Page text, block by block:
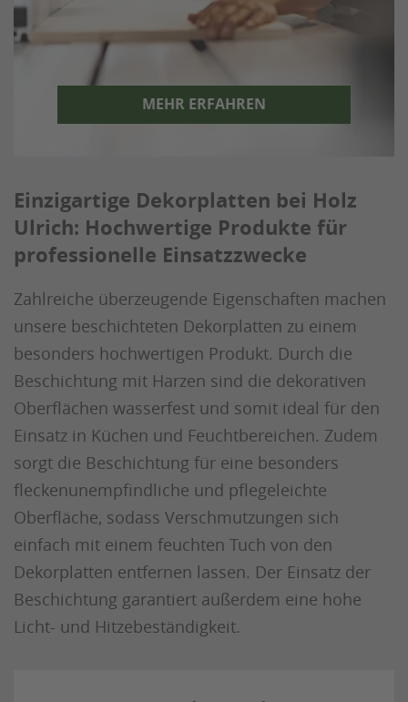
MEHR ERFAHREN
Einzigartige Dekorplatten bei Holz
Ulrich: Hochwertige Produkte für
professionelle Einsatzzwecke
Zahlreiche überzeugende Eigenschaften machen
unsere beschichteten Dekorplatten zu einem
besonders hochwertigen Produkt. Durch die
Beschichtung mit Harzen sind die dekorativen
Oberflächen wasserfest und somit ideal für den
Einsatz in Küchen und Feuchtbereichen. Zudem
sorgt die Beschichtung für eine besonders
fleckenunempfindliche und pflegeleichte
Oberfläche, sodass Verschmutzungen sich
einfach mit einem feuchten Tuch von den
Dekorplatten entfernen lassen. Der Einsatz der
Beschichtung garantiert außerdem eine hohe
Licht- und Hitzebeständigkeit.